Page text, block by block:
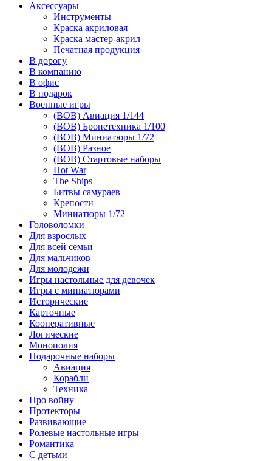
Аксессуары
Инструменты
Краска акриловая
Краска мастер-акрил
Печатная продукция
В дорогу
В компанию
В офис
В подарок
Военные игры
(ВОВ) Авиация 1/144
(ВОВ) Бронетехника 1/100
(ВОВ) Миниатюры 1/72
(ВОВ) Разное
(ВОВ) Стартовые наборы
Hot War
The Ships
Битвы самураев
Крепости
Миниатюры 1/72
Головоломки
Для взрослых
Для всей семьи
Для мальчиков
Для молодежи
Игры настольные для девочек
Игры с миниатюрами
Исторические
Карточные
Кооперативные
Логические
Монополия
Подарочные наборы
Авиация
Корабли
Техника
Про войну
Протекторы
Развивающие
Ролевые настольные игры
Романтика
С детьми